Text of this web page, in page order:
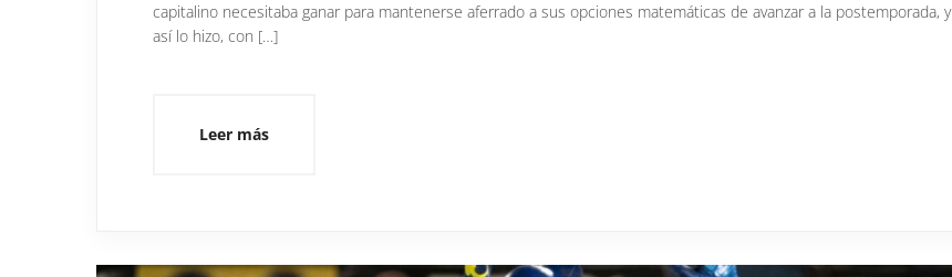
capitalino necesitaba ganar para mantenerse aferrado a sus opciones matemáticas de avanzar a la postemporada, y
así lo hizo, con […]
Leer más